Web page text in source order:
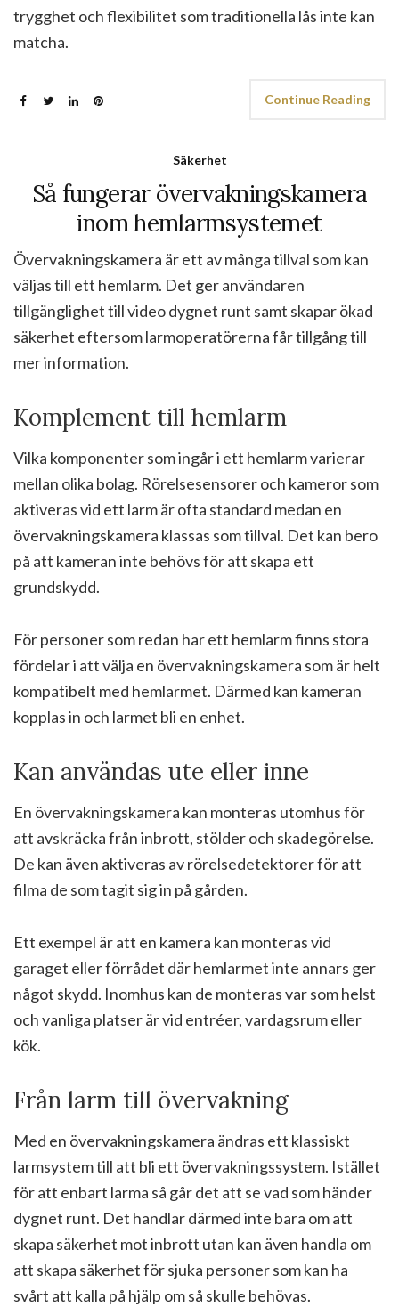
trygghet och flexibilitet som traditionella lås inte kan
matcha.
Continue Reading
Säkerhet
Så fungerar övervakningskamera
inom hemlarmsystemet
Övervakningskamera är ett av många tillval som kan
väljas till ett hemlarm. Det ger användaren
tillgänglighet till video dygnet runt samt skapar ökad
säkerhet eftersom larmoperatörerna får tillgång till
mer information.
Komplement till hemlarm
Vilka komponenter som ingår i ett hemlarm varierar
mellan olika bolag. Rörelsesensorer och kameror som
aktiveras vid ett larm är ofta standard medan en
övervakningskamera klassas som tillval. Det kan bero
på att kameran inte behövs för att skapa ett
grundskydd.
För personer som redan har ett hemlarm finns stora
fördelar i att välja en övervakningskamera som är helt
kompatibelt med hemlarmet. Därmed kan kameran
kopplas in och larmet bli en enhet.
Kan användas ute eller inne
En övervakningskamera kan monteras utomhus för
att avskräcka från inbrott, stölder och skadegörelse.
De kan även aktiveras av rörelsedetektorer för att
filma de som tagit sig in på gården.
Ett exempel är att en kamera kan monteras vid
garaget eller förrådet där hemlarmet inte annars ger
något skydd. Inomhus kan de monteras var som helst
och vanliga platser är vid entréer, vardagsrum eller
kök.
Från larm till övervakning
Med en övervakningskamera ändras ett klassiskt
larmsystem till att bli ett övervakningssystem. Istället
för att enbart larma så går det att se vad som händer
dygnet runt. Det handlar därmed inte bara om att
skapa säkerhet mot inbrott utan kan även handla om
att skapa säkerhet för sjuka personer som kan ha
svårt att kalla på hjälp om så skulle behövas.